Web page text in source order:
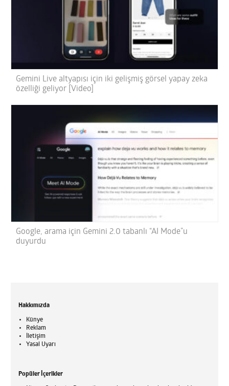
Gemini Live altyapısı için iki gelişmiş görsel yapay zeka
özelliği geliyor [Video]
Google, arama için Gemini 2.0 tabanlı “AI Mode”u
duyurdu
Hakkımızda
Künye
Reklam
İletişim
Yasal Uyarı
Popüler İçerikler